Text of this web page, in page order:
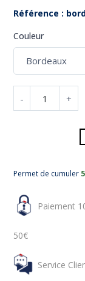
Référence :
Couleur
- +
Permet de cumuler
Paiement
50€
Service